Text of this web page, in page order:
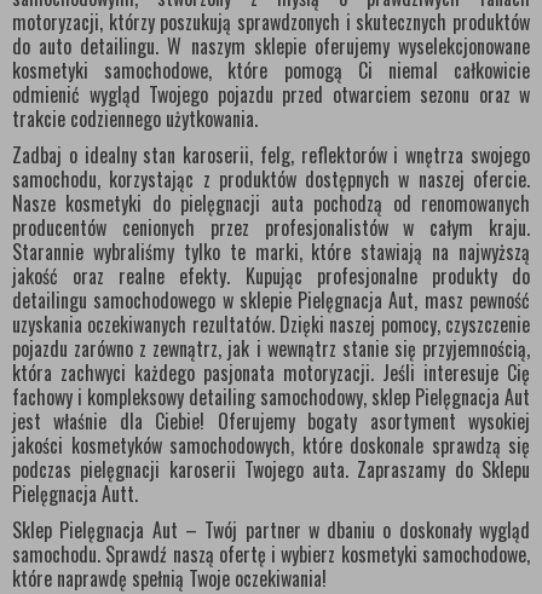
motoryzacji, którzy poszukują sprawdzonych i skutecznych produktów
do auto detailingu. W naszym sklepie oferujemy wyselekcjonowane
kosmetyki samochodowe, które pomogą Ci niemal całkowicie
odmienić wygląd Twojego pojazdu przed otwarciem sezonu oraz w
trakcie codziennego użytkowania.
Zadbaj o idealny stan karoserii, felg, reflektorów i wnętrza swojego
samochodu, korzystając z produktów dostępnych w naszej ofercie.
Nasze kosmetyki do pielęgnacji auta pochodzą od renomowanych
producentów cenionych przez profesjonalistów w całym kraju.
Starannie wybraliśmy tylko te marki, które stawiają na najwyższą
jakość oraz realne efekty. Kupując profesjonalne produkty do
detailingu samochodowego w sklepie Pielęgnacja Aut, masz pewność
uzyskania oczekiwanych rezultatów. Dzięki naszej pomocy, czyszczenie
pojazdu zarówno z zewnątrz, jak i wewnątrz stanie się przyjemnością,
która zachwyci każdego pasjonata motoryzacji. Jeśli interesuje Cię
fachowy i kompleksowy detailing samochodowy, sklep Pielęgnacja Aut
jest właśnie dla Ciebie! Oferujemy bogaty asortyment wysokiej
jakości kosmetyków samochodowych, które doskonale sprawdzą się
podczas pielęgnacji karoserii Twojego auta. Zapraszamy do Sklepu
Pielęgnacja Autt.
Sklep Pielęgnacja Aut – Twój partner w dbaniu o doskonały wygląd
samochodu. Sprawdź naszą ofertę i wybierz kosmetyki samochodowe,
które naprawdę spełnią Twoje oczekiwania!